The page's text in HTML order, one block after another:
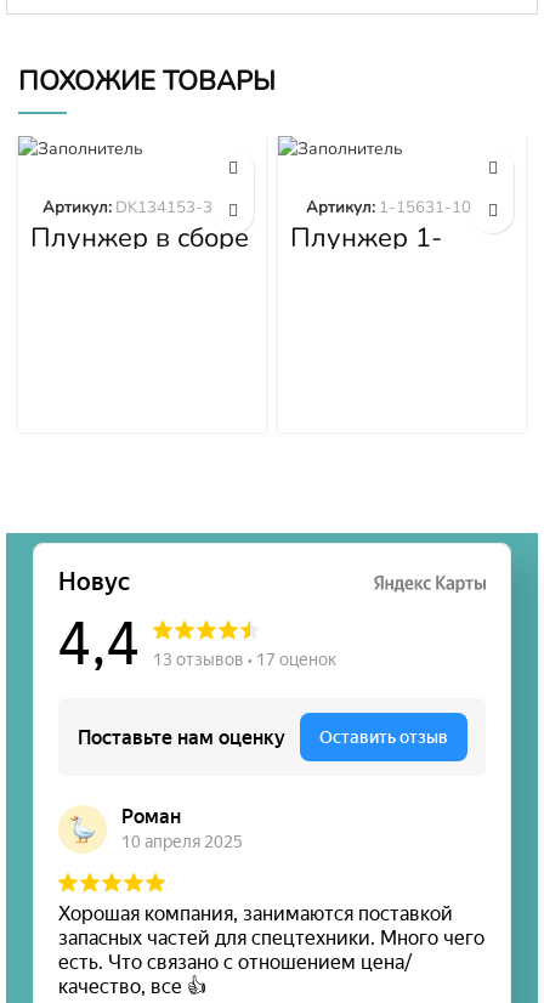
ПОХОЖИЕ ТОВАРЫ
Плунжер в сборе
DK134153-3520
Артикул: DK134153-3520
Плунжер 1-
15631-101-0
Артикул: 1-15631-101-0